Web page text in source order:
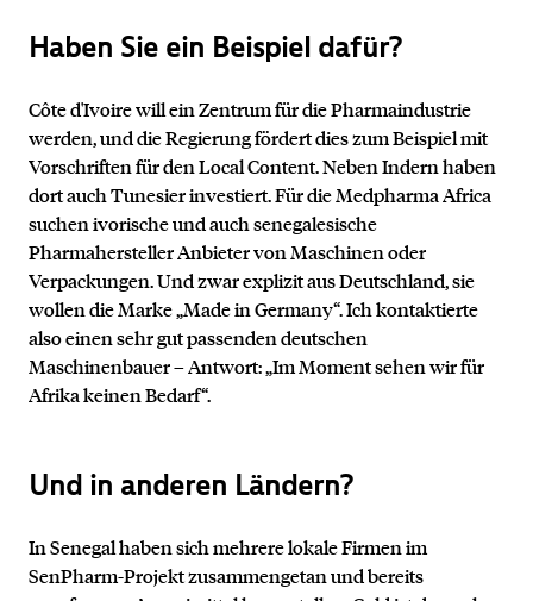
Haben Sie ein Beispiel dafür?
Côte d'Ivoire will ein Zentrum für die Pharmaindustrie
werden, und die Regierung fördert dies zum Beispiel mit
Vorschriften für den Local Content. Neben Indern haben
dort auch Tunesier investiert. Für die Medpharma Africa
suchen ivorische und auch senegalesische
Pharmahersteller Anbieter von Maschinen oder
Verpackungen. Und zwar explizit aus Deutschland, sie
wollen die Marke „Made in Germany“. Ich kontaktierte
also einen sehr gut passenden deutschen
Maschinenbauer – Antwort: „Im Moment sehen wir für
Afrika keinen Bedarf“.
Und in anderen Ländern?
In Senegal haben sich mehrere lokale Firmen im
SenPharm-Projekt zusammengetan und bereits